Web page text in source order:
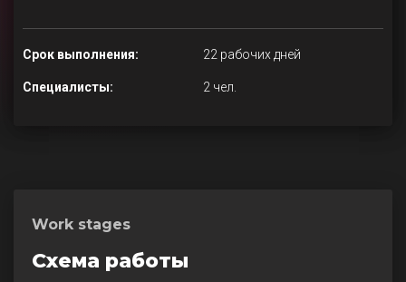
Срок выполнения: 22 рабочих дней
Специалисты: 2 чел.
Work stages
Схема работы